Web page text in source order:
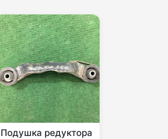
Подушка редуктора